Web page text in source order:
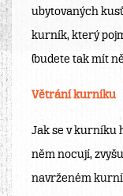
ubytovaných
kurník, který
(budete tak mít
Větrání kurníku
Jak se v kurníku
něm nocují,
navrženém